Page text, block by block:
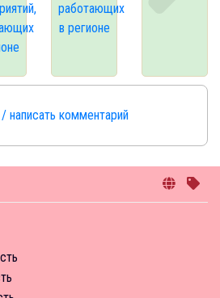
притяжения
притяжения
работающих
в регионе
написать комментарий